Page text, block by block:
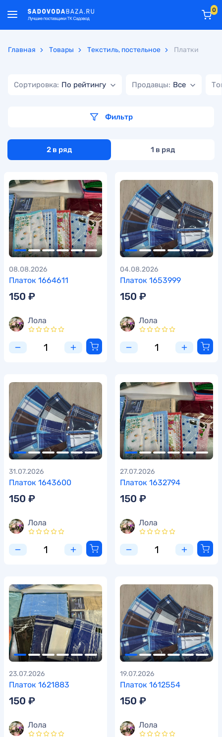
0
Главная Товары Текстиль, постельное Платки
Сортировка: По рейтингу Продавцы: Все
Фильтр
2 в ряд 1 в ряд
Платок 1664611
08.08.2026
150 ₽
Лола
Платок 1653999
04.08.2026
150 ₽
Лола
Платок 1643600
31.07.2026
150 ₽
Лола
Платок 1632794
27.07.2026
150 ₽
Лола
Платок 1621883
23.07.2026
150 ₽
Лола
Платок 1612554
19.07.2026
150 ₽
Лола